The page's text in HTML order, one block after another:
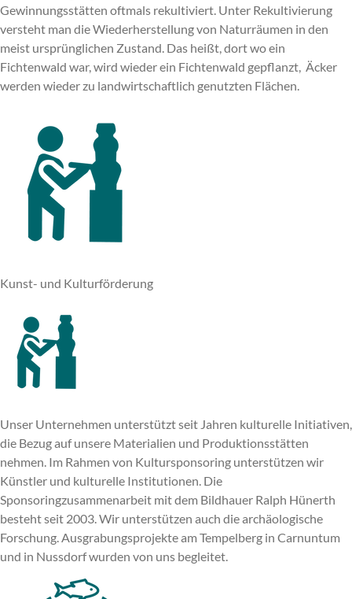
Gewinnungsstätten oftmals rekultiviert. Unter Rekultivierung
versteht man die Wiederherstellung von Naturräumen in den
meist ursprünglichen Zustand. Das heißt, dort wo ein
Fichtenwald war, wird wieder ein Fichtenwald gepflanzt, Äcker
werden wieder zu landwirtschaftlich genutzten Flächen.
Kunst- und Kulturförderung
Unser Unternehmen unterstützt seit Jahren kulturelle Initiativen,
die Bezug auf unsere Materialien und Produktionsstätten
nehmen. Im Rahmen von Kultursponsoring unterstützen wir
Künstler und kulturelle Institutionen. Die
Sponsoringzusammenarbeit mit dem Bildhauer Ralph Hünerth
besteht seit 2003. Wir unterstützen auch die archäologische
Forschung. Ausgrabungsprojekte am Tempelberg in Carnuntum
und in Nussdorf wurden von uns begleitet.